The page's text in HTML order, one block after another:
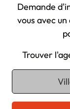
Demande
vous avec
Trouver